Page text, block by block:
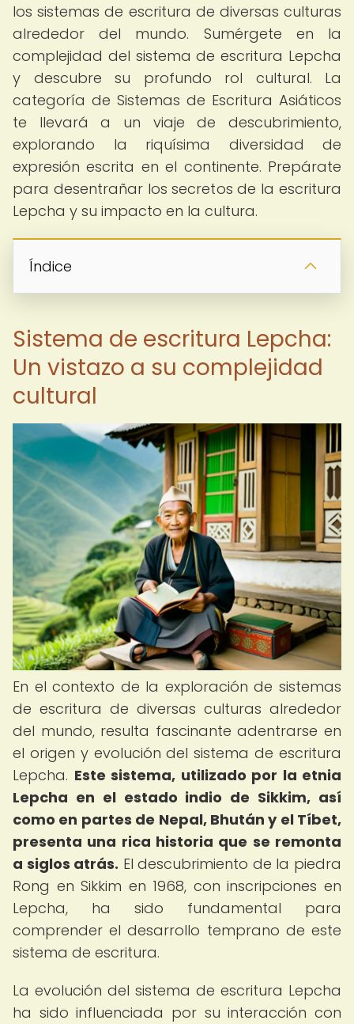
los sistemas de escritura de diversas culturas
alrededor del mundo. Sumérgete en la
complejidad del sistema de escritura Lepcha
y descubre su profundo rol cultural. La
categoría de Sistemas de Escritura Asiáticos
te llevará a un viaje de descubrimiento,
explorando la riquísima diversidad de
expresión escrita en el continente. Prepárate
para desentrañar los secretos de la escritura
Lepcha y su impacto en la cultura.
Índice
Sistema de escritura Lepcha:
Un vistazo a su complejidad
cultural
En el contexto de la exploración de sistemas
de escritura de diversas culturas alrededor
del mundo, resulta fascinante adentrarse en
el origen y evolución del sistema de escritura
Lepcha. Este sistema, utilizado por la etnia
Lepcha en el estado indio de Sikkim, así
como en partes de Nepal, Bhután y el Tíbet,
presenta una rica historia que se remonta
a siglos atrás. El descubrimiento de la piedra
Rong en Sikkim en 1968, con inscripciones en
Lepcha, ha sido fundamental para
comprender el desarrollo temprano de este
sistema de escritura.
La evolución del sistema de escritura Lepcha
ha sido influenciada por su interacción con